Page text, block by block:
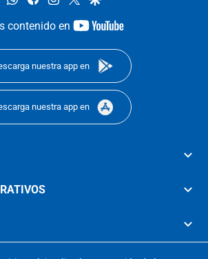
contenido en
youtube-
nuestra app en
nuestra app en